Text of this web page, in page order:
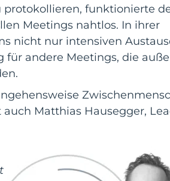
protokollieren, funktionierte
Meetings nahtlos. In ihrer
nicht nur intensiven
andere Meetings, die
Matthias Hausegger,